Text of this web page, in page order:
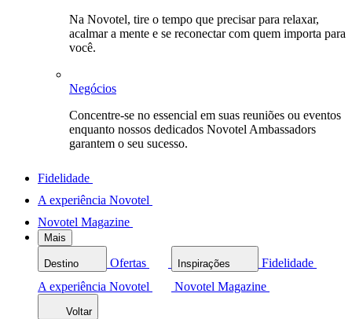
Na Novotel, tire o tempo que precisar para relaxar,
acalmar a mente e se reconectar com quem importa para
você.
Negócios
Concentre-se no essencial em suas reuniões ou eventos
enquanto nossos dedicados Novotel Ambassadors
garantem o seu sucesso.
Fidelidade
A experiência Novotel
Novotel Magazine
Mais
Destino Ofertas Inspirações
Fidelidade
A experiência Novotel
Novotel Magazine
Voltar